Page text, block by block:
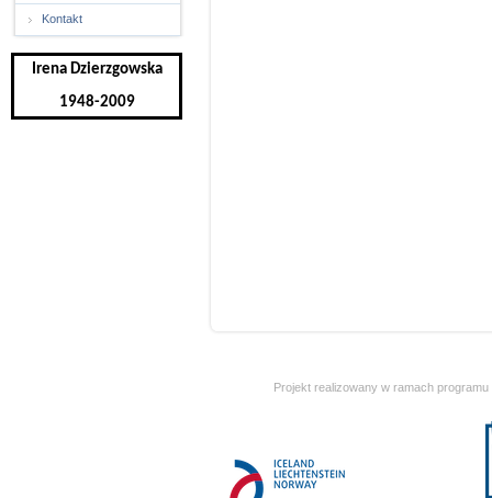
Kontakt
Irena Dzierzgowska
1948-2009
Projekt realizowany w ramach